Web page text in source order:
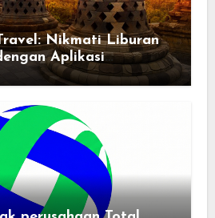
Nikmati Liburan
Aplikasi